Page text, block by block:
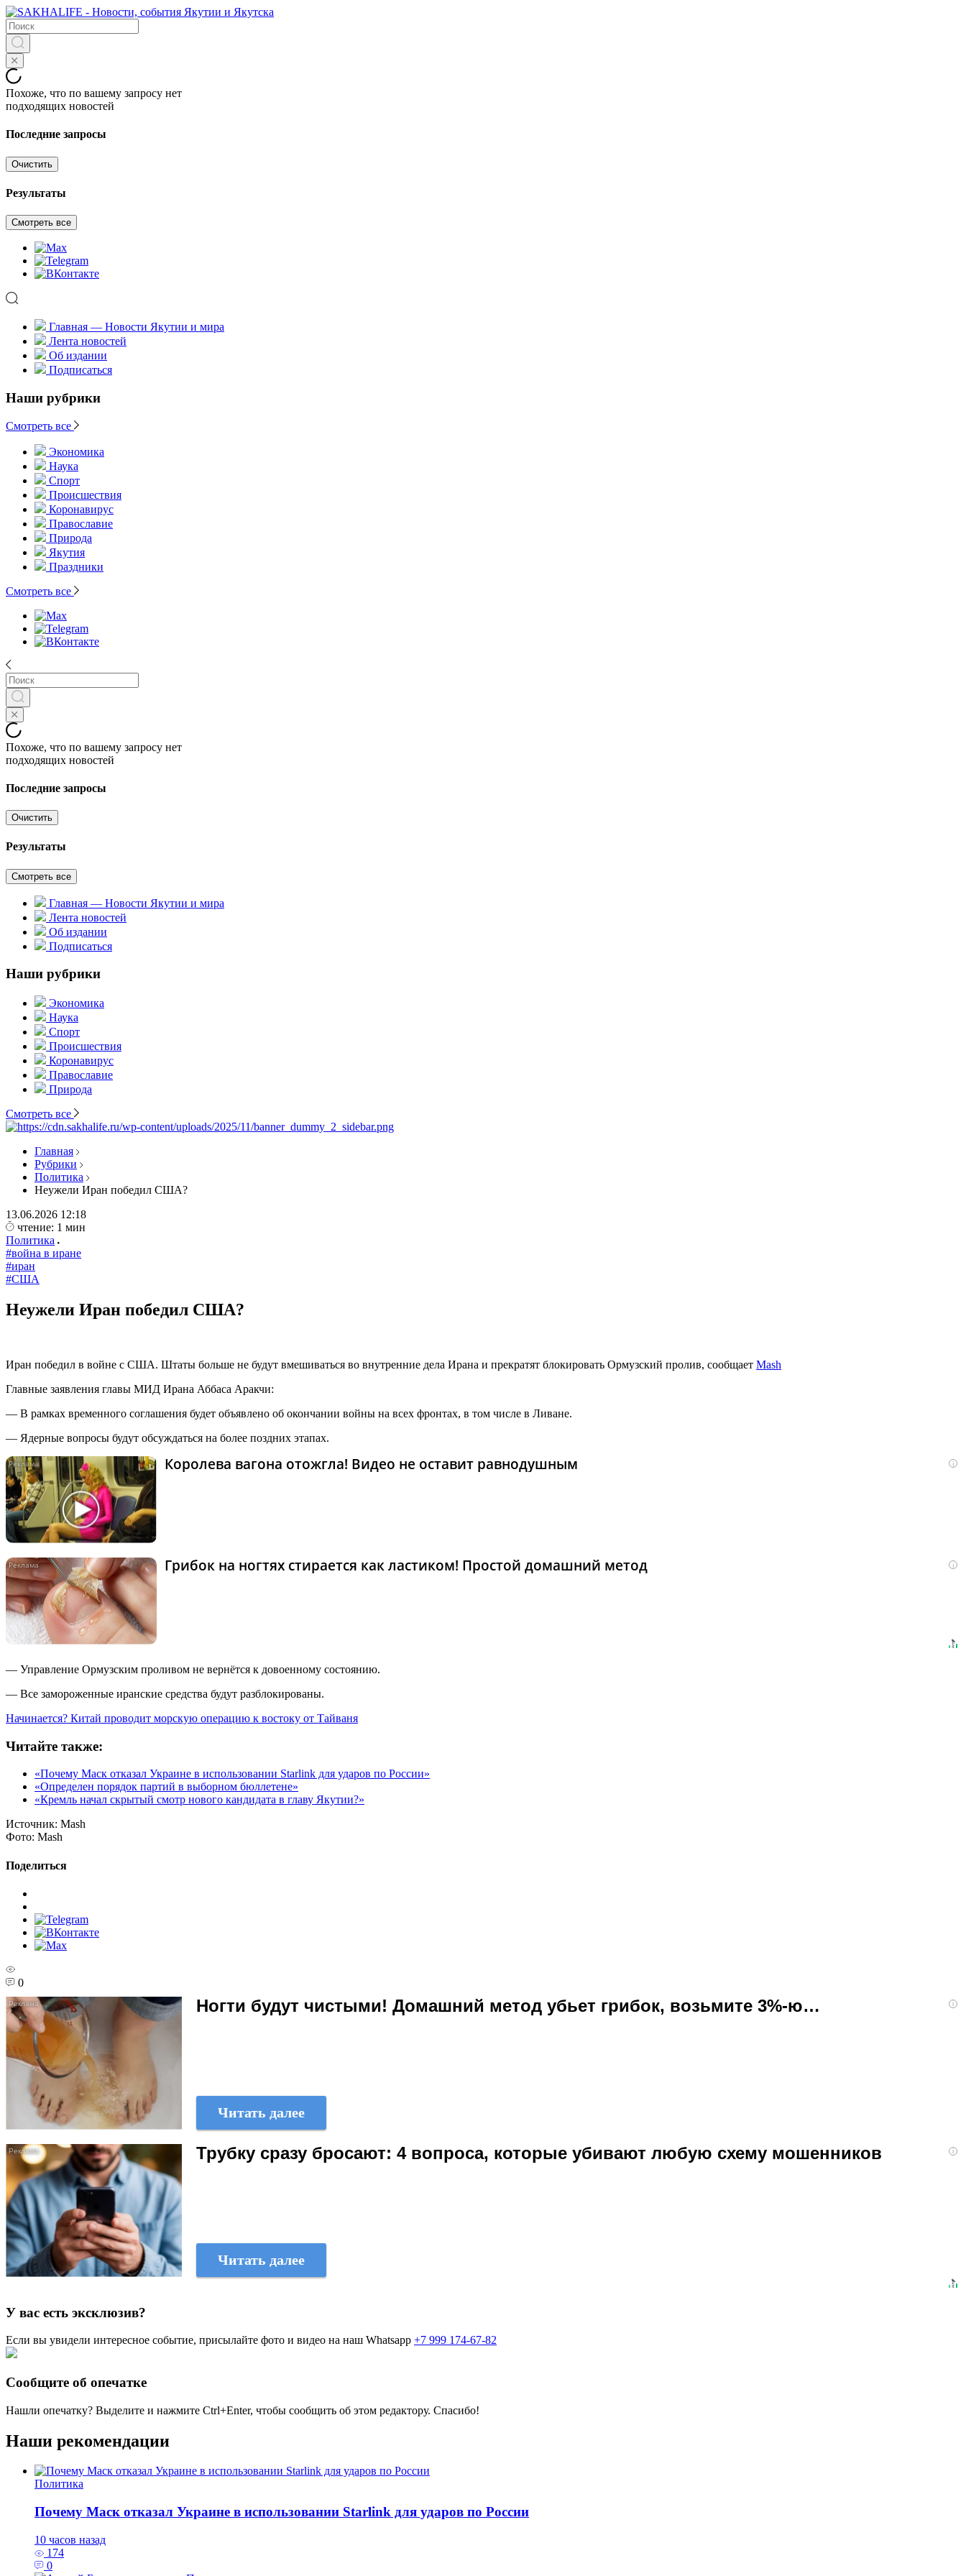
Похоже, что по вашему запросу нет
подходящих новостей
Последние запросы
Очистить
Результаты
Смотреть все
Главная — Новости Якутии и мира
Лента новостей
Об издании
Подписаться
Наши рубрики
Смотреть все
Экономика
Наука
Спорт
Происшествия
Коронавирус
Православие
Природа
Якутия
Праздники
Смотреть все
Похоже, что по вашему запросу нет
подходящих новостей
Последние запросы
Очистить
Результаты
Смотреть все
Главная — Новости Якутии и мира
Лента новостей
Об издании
Подписаться
Наши рубрики
Экономика
Наука
Спорт
Происшествия
Коронавирус
Православие
Природа
Смотреть все
Главная
Рубрики
Политика
Неужели Иран победил США?
13.06.2026 12:18
чтение: 1 мин
Политика
#война в иране
#иран
#США
Неужели Иран победил США?
Иран победил в войне с США. Штаты больше не будут вмешиваться во внутренние дела Ирана и прекратят блокировать Ормузский пролив, сообщает Mash
Главные заявления главы МИД Ирана Аббаса Аракчи:
— В рамках временного соглашения будет объявлено об окончании войны на всех фронтах, в том числе в Ливане.
— Ядерные вопросы будут обсуждаться на более поздних этапах.
i
Королева вагона отожгла! Видео не оставит равнодушным
i
Грибок на ногтях стирается как ластиком! Простой домашний метод
— Управление Ормузским проливом не вернётся к довоенному состоянию.
— Все замороженные иранские средства будут разблокированы.
Начинается? Китай проводит морскую операцию к востоку от Тайваня
Читайте также:
«Почему Маск отказал Украине в использовании Starlink для ударов по России»
«Определен порядок партий в выборном бюллетене»
«Кремль начал скрытый смотр нового кандидата в главу Якутии?»
Источник: Mash
Фото: Mash
Поделиться
0
i
Ногти будут чистыми! Домашний метод убьет грибок, возьмите 3%-ю…
Читать далее
i
Трубку сразу бросают: 4 вопроса, которые убивают любую схему мошенников
Читать далее
У вас есть эксклюзив?
Если вы увидели интересное событие, присылайте фото и видео на наш Whatsapp +7 999 174-67-82
Сообщите об опечатке
Нашли опечатку? Выделите и нажмите Ctrl+Enter, чтобы сообщить об этом редактору. Спасибо!
Наши рекомендации
Политика
Почему Маск отказал Украине в использовании Starlink для ударов по России
10 часов назад
174
0